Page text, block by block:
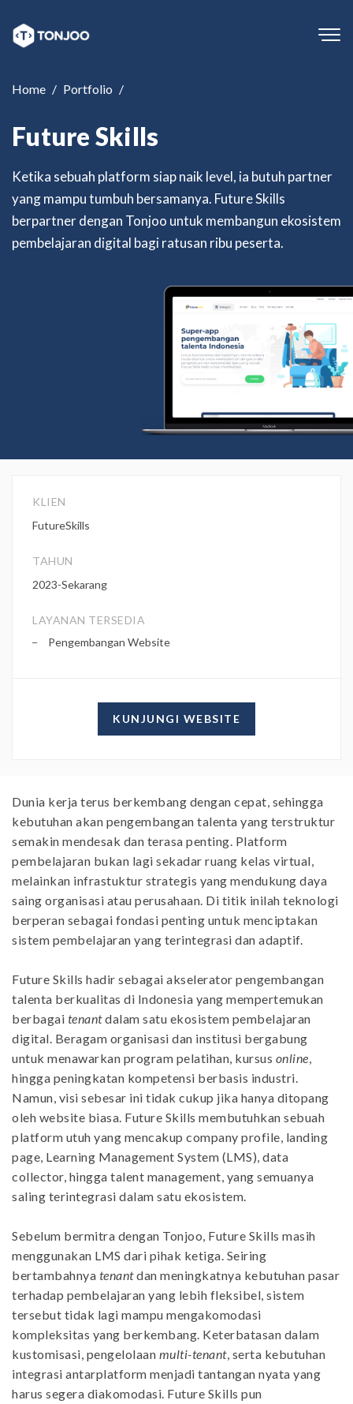
Home Portfolio
Future Skills
Ketika sebuah platform siap naik level, ia butuh partner
yang mampu tumbuh bersamanya. Future Skills
berpartner dengan Tonjoo untuk membangun ekosistem
pembelajaran digital bagi ratusan ribu peserta.
KLIEN
FutureSkills
TAHUN
2023-Sekarang
LAYANAN TERSEDIA
Pengembangan Website
KUNJUNGI WEBSITE
Dunia kerja terus berkembang dengan cepat, sehingga
kebutuhan akan pengembangan talenta yang terstruktur
semakin mendesak dan terasa penting. Platform
pembelajaran bukan lagi sekadar ruang kelas virtual,
melainkan infrastuktur strategis yang mendukung daya
saing organisasi atau perusahaan. Di titik inilah teknologi
berperan sebagai fondasi penting untuk menciptakan
sistem pembelajaran yang terintegrasi dan adaptif.
Future Skills hadir sebagai akselerator pengembangan
talenta berkualitas di Indonesia yang mempertemukan
berbagai tenantdalam satu ekosistem pembelajaran
digital. Beragam organisasi dan institusi bergabung
untuk menawarkan program pelatihan, kursus online,
hingga peningkatan kompetensi berbasis industri.
Namun, visi sebesar ini tidak cukup jika hanya ditopang
oleh website biasa. Future Skills membutuhkan sebuah
platform utuh yang mencakup company profile, landing
page, Learning Management System (LMS), data
collector, hingga talent management, yang semuanya
saling terintegrasi dalam satu ekosistem.
Sebelum bermitra dengan Tonjoo, Future Skills masih
menggunakan LMS dari pihak ketiga. Seiring
bertambahnya tenantdan meningkatnya kebutuhan pasar
terhadap pembelajaran yang lebih fleksibel, sistem
tersebut tidak lagi mampu mengakomodasi
kompleksitas yang berkembang. Keterbatasan dalam
kustomisasi, pengelolaan multi-tenant, serta kebutuhan
integrasi antarplatform menjadi tantangan nyata yang
harus segera diakomodasi. Future Skills pun